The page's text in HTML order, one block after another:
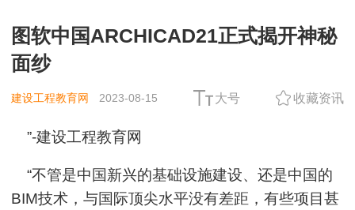
图软中国ARCHICAD21正式揭开神秘
面纱
建设工程教育网 2023-08-15 大号 收藏资讯
”-建设工程教育网
“不管是中国新兴的基础设施建设、还是中国的
BIM技术，与国际顶尖水平没有差距，有些项目甚